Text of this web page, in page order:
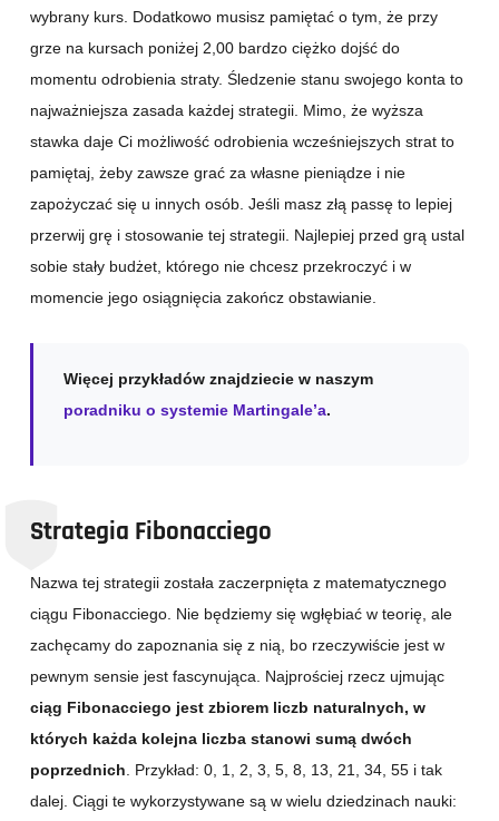
wybrany kurs. Dodatkowo musisz pamiętać o tym, że przy
grze na kursach poniżej 2,00 bardzo ciężko dojść do
momentu odrobienia straty. Śledzenie stanu swojego konta to
najważniejsza zasada każdej strategii. Mimo, że wyższa
stawka daje Ci możliwość odrobienia wcześniejszych strat to
pamiętaj, żeby zawsze grać za własne pieniądze i nie
zapożyczać się u innych osób. Jeśli masz złą passę to lepiej
przerwij grę i stosowanie tej strategii. Najlepiej przed grą ustal
sobie stały budżet, którego nie chcesz przekroczyć i w
momencie jego osiągnięcia zakończ obstawianie.
Więcej przykładów znajdziecie w naszym
poradniku o systemie Martingale’a.
Strategia Fibonacciego
Nazwa tej strategii została zaczerpnięta z matematycznego
ciągu Fibonacciego. Nie będziemy się wgłębiać w teorię, ale
zachęcamy do zapoznania się z nią, bo rzeczywiście jest w
pewnym sensie jest fascynująca. Najprościej rzecz ujmując
ciąg Fibonacciego jest zbiorem liczb naturalnych, w
których każda kolejna liczba stanowi sumą dwóch
poprzednich . Przykład: 0, 1, 2, 3, 5, 8, 13, 21, 34, 55 i tak
dalej. Ciągi te wykorzystywane są w wielu dziedzinach nauki: